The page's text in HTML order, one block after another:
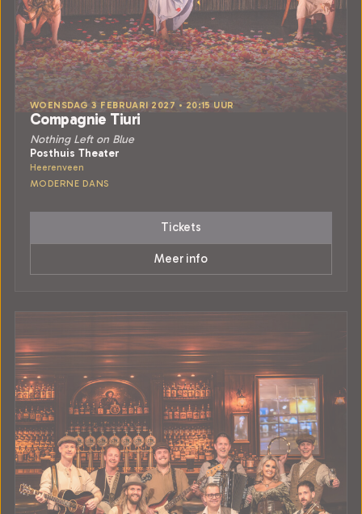
WOENSDAG 3 FEBRUARI 2027 • 20:15 UUR
Compagnie Tiuri
Nothing Left on Blue
Posthuis Theater
Heerenveen
MODERNE DANS
Tickets
Meer info